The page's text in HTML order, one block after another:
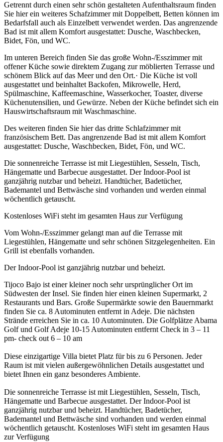
Getrennt durch einen sehr schön gestalteten Aufenthaltsraum finden
Sie hier ein weiteres Schafzimmer mit Doppelbett, Betten können im
Bedarfsfall auch als Einzelbett verwendet werden. Das angrenzende
Bad ist mit allem Komfort ausgestattet: Dusche, Waschbecken,
Bidet, Fön, und WC.
Im unteren Bereich finden Sie das große Wohn-/Esszimmer mit
offener Küche sowie direktem Zugang zur möblierten Terrasse und
schönem Blick auf das Meer und den Ort.· Die Küche ist voll
ausgestattet und beinhaltet Backofen, Mikrowelle, Herd,
Spülmaschine, Kaffeemaschine, Wasserkocher, Toaster, diverse
Küchenutensilien, und Gewürze. Neben der Küche befindet sich ein
Hauswirtschaftsraum mit Waschmaschine.
Des weiteren finden Sie hier das dritte Schlafzimmer mit
französischem Bett. Das angrenzende Bad ist mit allem Komfort
ausgestattet: Dusche, Waschbecken, Bidet, Fön, und WC.
Die sonnenreiche Terrasse ist mit Liegestühlen, Sesseln, Tisch,
Hängematte und Barbecue ausgestattet. Der Indoor-Pool ist
ganzjährig nutzbar und beheizt. Handtücher, Badetücher,
Bademantel und Bettwäsche sind vorhanden und werden einmal
wöchentlich getauscht.
Kostenloses WiFi steht im gesamten Haus zur Verfügung
Vom Wohn-/Esszimmer gelangt man auf die Terrasse mit
Liegestühlen, Hängematte und sehr schönen Sitzgelegenheiten. Ein
Grill ist ebenfalls vorhanden.
Der Indoor-Pool ist ganzjährig nutzbar und beheizt.
Tijoco Bajo ist einer kleiner noch sehr ursprünglicher Ort im
Südwesten der Insel. Sie finden hier einen kleinen Supermarkt, 2
Restaurants und Bars. Große Supermärkte sowie den Bauernmarkt
finden Sie ca. 8 Autominuten entfernt in Adeje. Die nächsten
Strände erreichen Sie in ca. 10 Autominuten. Die Golfplätze Abama
Golf und Golf Adeje 10-15 Autominuten entfernt Check in 3 – 11
pm- check out 6 – 10 am
Diese einzigartige Villa bietet Platz für bis zu 6 Personen. Jeder
Raum ist mit vielen außergewöhnlichen Details ausgestattet und
bietet Ihnen ein ganz besonderes Ambiente.
Die sonnenreiche Terrasse ist mit Liegestühlen, Sesseln, Tisch,
Hängematte und Barbecue ausgestattet. Der Indoor-Pool ist
ganzjährig nutzbar und beheizt. Handtücher, Badetücher,
Bademantel und Bettwäsche sind vorhanden und werden einmal
wöchentlich getauscht. Kostenloses WiFi steht im gesamten Haus
zur Verfügung